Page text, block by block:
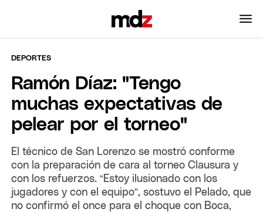
DEPORTES
Ramón Díaz: "Tengo
muchas expectativas de
pelear por el torneo"
El técnico de San Lorenzo se mostró conforme
con la preparación de cara al torneo Clausura y
con los refuerzos. “Estoy ilusionado con los
jugadores y con el equipo”, sostuvo el Pelado, que
no confirmó el once para el choque con Boca,